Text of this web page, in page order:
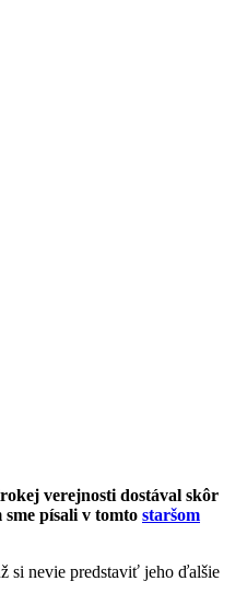
verejnosti dostával skôr
písali v tomto staršom
si nevie predstaviť jeho ďalšie